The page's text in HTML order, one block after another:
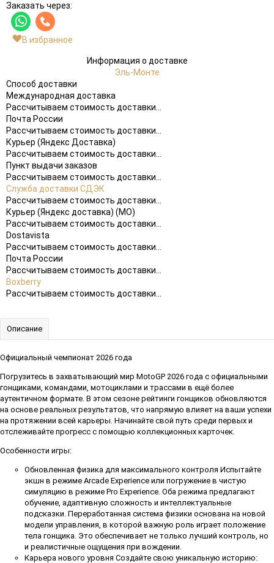
Заказать через:
В избранное
Информация о доставке
Эль-Монте
Способ доставки
Международная доставка
Рассчитываем стоимость доставки...
Почта России
Рассчитываем стоимость доставки...
Курьер (Яндекс Доставка)
Рассчитываем стоимость доставки...
Пункт выдачи заказов
Рассчитываем стоимость доставки...
Служба доставки СДЭК
Рассчитываем стоимость доставки...
Курьер (Яндекс доставка) (МО)
Рассчитываем стоимость доставки...
Dostavista
Рассчитываем стоимость доставки...
Почта России
Рассчитываем стоимость доставки...
Boxberry
Рассчитываем стоимость доставки...
Описание
Официальный чемпионат 2026 года
Погрузитесь в захватывающий мир MotoGP 2026 года с официальными
гонщиками, командами, мотоциклами и трассами в ещё более
аутентичном формате. В этом сезоне рейтинги гонщиков обновляются
на основе реальных результатов, что напрямую влияет на ваши успехи
на протяжении всей карьеры. Начинайте свой путь среди первых и
отслеживайте прогресс с помощью коллекционных карточек.
Особенности игры:
Обновленная физика для максимального контроля Испытайте
экшн в режиме Arcade Experience или погружение в чистую
симуляцию в режиме Pro Experience. Оба режима предлагают
обучение, адаптивную сложность и интеллектуальные
подсказки. Переработанная система физики основана на новой
модели управления, в которой важную роль играет положение
тела гонщика. Это обеспечивает не только лучший контроль, но
и реалистичные ощущения при вождении.
Карьера нового уровня Создайте свою уникальную историю: